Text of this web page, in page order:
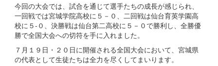
今回の大会では、試合を通じて選手たちの成長が感じられ、
一回戦では宮城学院高校に５－０、二回戦は仙台育英学園高
校に５-０、決勝戦は仙台第二高校に５－０で勝利し、全勝優
勝で全国大会への切符を手に入れました。
７月１９日・２０日に開催される全国大会において、宮城県
の代表として生徒たちは全力を尽くしてまいります。